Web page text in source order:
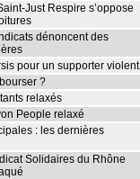
Just Respire s’oppose
dénoncent des
pour un supporter violent
?
relaxés
People relaxé
: les dernières
Solidaires du Rhône